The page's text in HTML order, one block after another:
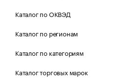
Каталог по ОКВЭД
Каталог по регионам
Каталог по категориям
Каталог торговых марок